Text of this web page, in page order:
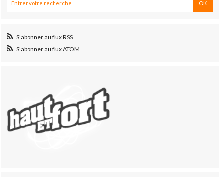
S'abonner au flux RSS
S'abonner au flux ATOM